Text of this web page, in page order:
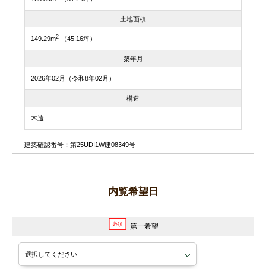
土地面積
149.29m2 （45.16坪）
築年月
2026年02月（令和8年02月）
構造
木造
建築確認番号：第25UDI1W建08349号
内覧希望日
必須 第一希望